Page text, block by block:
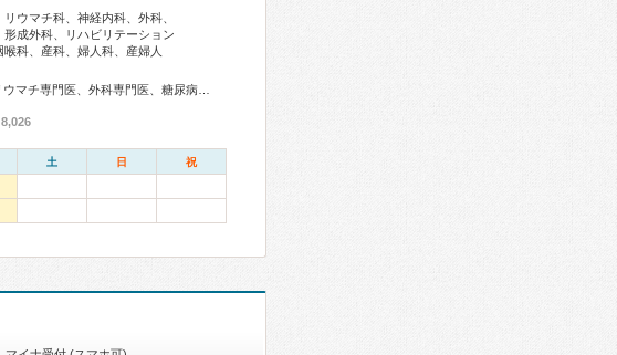
ウマチ科、神経内科、外科、
成外科、リハビリテーション
科、産科、婦人科、産婦人
8,026
土 日 祝